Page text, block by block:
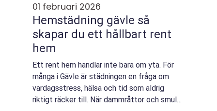
01 februari 2026
Hemstädning gävle så
skapar du ett hållbart rent
hem
Ett rent hem handlar inte bara om yta. För
många i Gävle är städningen en fråga om
vardagsstress, hälsa och tid som aldrig
riktigt räcker till. När dammråttor och smulor